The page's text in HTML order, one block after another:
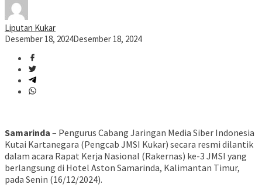
Liputan Kukar
Desember 18, 2024Desember 18, 2024
Samarinda – Pengurus Cabang Jaringan Media Siber Indonesia
Kutai Kartanegara (Pengcab JMSI Kukar) secara resmi dilantik
dalam acara Rapat Kerja Nasional (Rakernas) ke-3 JMSI yang
berlangsung di Hotel Aston Samarinda, Kalimantan Timur,
pada Senin (16/12/2024).